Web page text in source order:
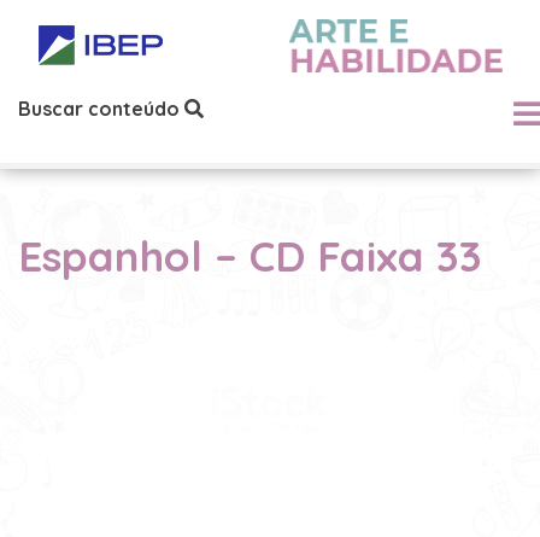
Buscar conteúdo
Espanhol – CD Faixa 33